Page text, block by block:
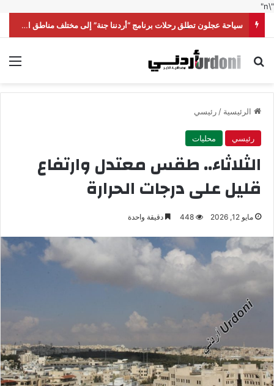
"\n"
سياحة عجلون تطلق رحلات برنامج “أردننا جنة” إلى مختلف مناطق المملكة
بحث عن
الرئيسية /رئيسي
رئيسي محليات
الثلاثاء.. طقس معتدل وارتفاع
قليل على درجات الحرارة
مايو 12, 2026 448 دقيقة واحدة